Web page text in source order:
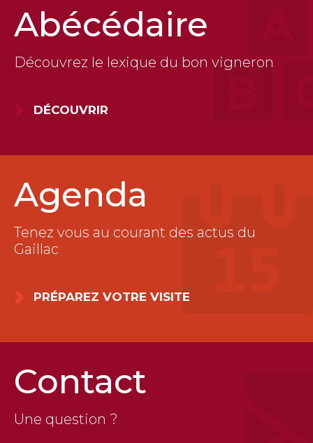
Abécédaire
Découvrez le lexique du bon vigneron
DÉCOUVRIR
Agenda
Tenez vous au courant des actus du
Gaillac
PRÉPAREZ VOTRE VISITE
Contact
Une question ?